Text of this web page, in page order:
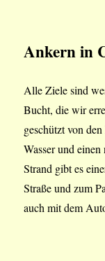
Ankern in
Alle Ziele sind
Bucht, die wir
geschützt von
Wasser und
Strand gibt es
Straße und zum
auch mit dem